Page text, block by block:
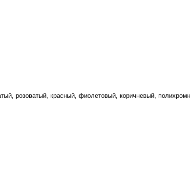
розоватый, красный, фиолетовый, коричневый,